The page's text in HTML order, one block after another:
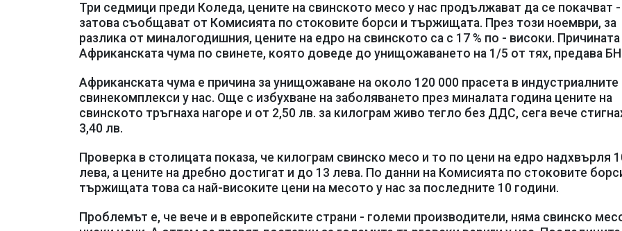
Три седмици преди Коледа, цените на свинското месо у нас продължават да се покачват -
затова съобщават от Комисията по стоковите борси и тържищата. През този ноември, за
разлика от миналогодишния, цените на едро на свинското са с 17 % по - високи. Причината
Африканската чума по свинете, която доведе до унищожаването на 1/5 от тях, предава
Африканската чума е причина за унищожаване на около 120 000 прасета в индустриалните
свинекомплекси у нас. Още с избухване на заболяването през миналата година цените на
свинското тръгнаха нагоре и от 2,50 лв. за килограм живо тегло без ДДС, сега вече
3,40 лв.
Проверка в столицата показа, че килограм свинско месо и то по цени на едро надхвърля
лева, а цените на дребно достигат и до 13 лева. По данни на Комисията по стоковите
тържищата това са най-високите цени на месото у нас за последните 10 години.
Проблемът е, че вече и в европейските страни - големи производители, няма свинско